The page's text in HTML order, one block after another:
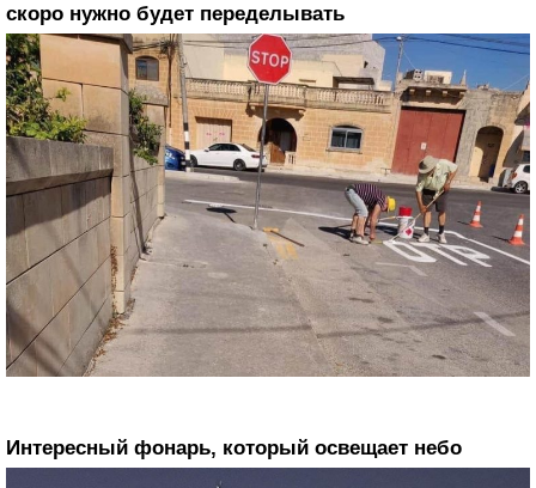
скоро нужно будет переделывать
Интересный фонарь, который освещает небо